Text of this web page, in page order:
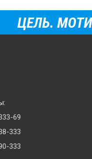
ЦЕЛЬ.
69
333
333